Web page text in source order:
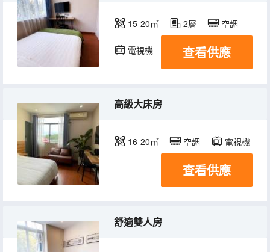
15-20㎡ 2層 空調
電視機 查看供應
高級大床房
16-20㎡ 空調 電視機
查看供應
舒適雙人房